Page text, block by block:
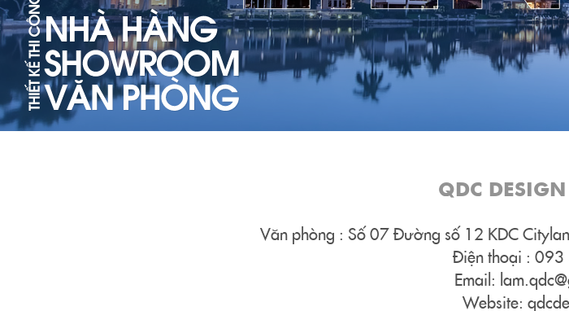
QDC
Văn phòng : Số 07 Đường số 12 KDC
Điện thoại :
Email:
Website: